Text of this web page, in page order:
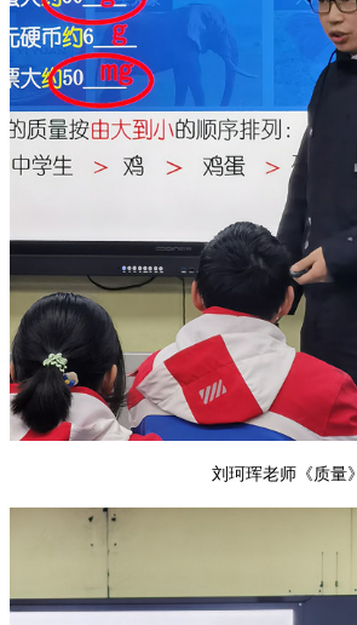
刘珂珲老师《质量》